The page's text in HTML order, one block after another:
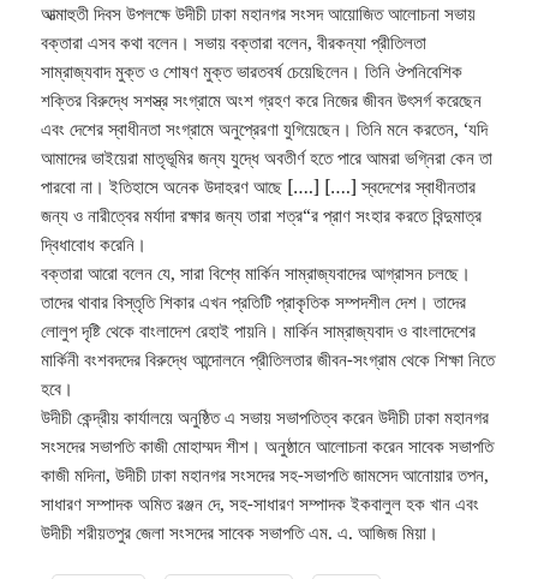
আত্মাহুতী দিবস উপলক্ষে উদীচী ঢাকা মহানগর সংসদ আয়োজিত আলোচনা সভায়
বক্তারা এসব কথা বলেন। সভায় বক্তারা বলেন, বীরকন্যা প্রীতিলতা
সাম্রাজ্যবাদ মুক্ত ও শোষণ মুক্ত ভারতবর্ষ চেয়েছিলেন। তিনি ঔপনিবেশিক
শক্তির বিরুদ্ধে সশস্ত্র সংগ্রামে অংশ গ্রহণ করে নিজের জীবন উৎসর্গ করেছেন
এবং দেশের স্বাধীনতা সংগ্রামে অনুপ্রেরণা যুগিয়েছেন। তিনি মনে করতেন, ‘যদি
আমাদের ভাইয়েরা মাতৃভূমির জন্য যুদ্ধে অবতীর্ণ হতে পারে আমরা ভগ্নিরা কেন তা
পারবো না। ইতিহাসে অনেক উদাহরণ আছে [….] [….] স্বদেশের স্বাধীনতার
জন্য ও নারীত্বের মর্যাদা রক্ষার জন্য তারা শত্র“র প্রাণ সংহার করতে বিন্দুমাত্র
দ্বিধাবোধ করেনি।
বক্তারা আরো বলেন যে, সারা বিশ্বে মার্কিন সাম্রাজ্যবাদের আগ্রাসন চলছে।
তাদের থাবার বিস্তৃতি শিকার এখন প্রতিটি প্রাকৃতিক সম্পদশীল দেশ। তাদের
লোলুপ দৃষ্টি থেকে বাংলাদেশ রেহাই পায়নি। মার্কিন সাম্রাজ্যবাদ ও বাংলাদেশের
মার্কিনী বংশবদদের বিরুদ্ধে আন্দোলনে প্রীতিলতার জীবন-সংগ্রাম থেকে শিক্ষা নিতে
হবে।
উদীচী কেন্দ্রীয় কার্যালয়ে অনুষ্ঠিত এ সভায় সভাপতিত্ব করেন উদীচী ঢাকা মহানগর
সংসদের সভাপতি কাজী মোহাম্মদ শীশ। অনুষ্ঠানে আলোচনা করেন সাবেক সভাপতি
কাজী মদিনা, উদীচী ঢাকা মহানগর সংসদের সহ-সভাপতি জামসেদ আনোয়ার তপন,
সাধারণ সম্পাদক অমিত রঞ্জন দে, সহ-সাধারণ সম্পাদক ইকবালুল হক খান এবং
উদীচী শরীয়তপুর জেলা সংসদের সাবেক সভাপতি এম. এ. আজিজ মিয়া।